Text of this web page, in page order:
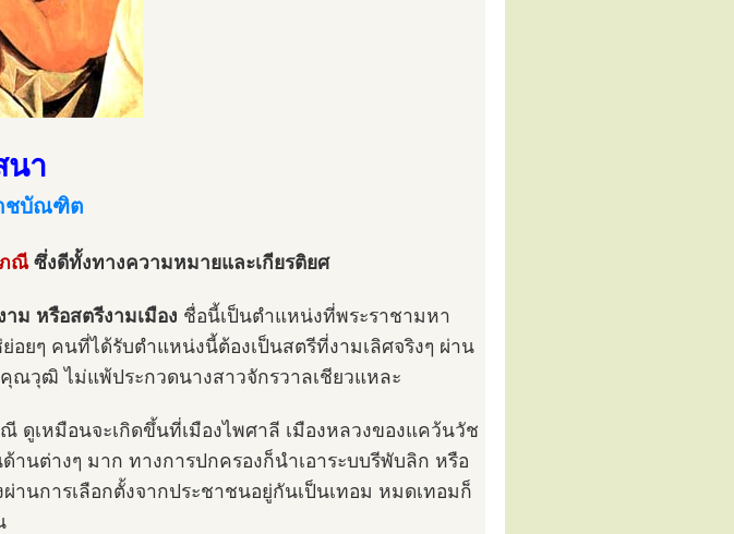
นา
าชบัณฑิต
ภณี ซึ่งดีทั้งทางความหมายและเกียรติยศ
ม หรือสตรีงามเมือง ชื่อนี้เป็นตำแหน่งที่พระราชามหา
อยๆ คนที่ได้รับตำแหน่งนี้ต้องเป็นสตรีที่งามเลิศจริงๆ ผ่าน
ณวุฒิ ไม่แพ้ประกวดนางสาวจักรวาลเชียวแหละ
ดูเหมือนจะเกิดขึ้นที่เมืองไพศาลี เมืองหลวงของแคว้นวัช
นต่างๆ มาก ทางการปกครองก็นำเอาระบบรีพับลิก หรือ
านการเลือกตั้งจากประชาชนอยู่กันเป็นเทอม หมดเทอมก็